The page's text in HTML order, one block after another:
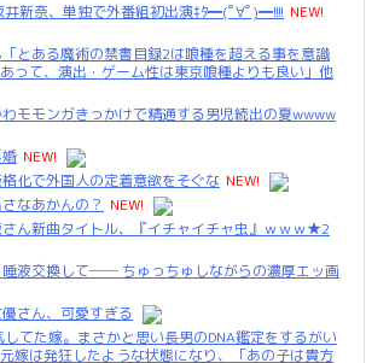
井新奈、単独で外番組初出演ｷﾀ━(ﾟ∀ﾟ)━!!!! NEW!
とある魔術の禁書目録2は喰種を超える事を意識
って、演出・ゲーム性は東京喰種よりも良い」他
わモモンガきっかけで精通する男児続出の夏wwww
NEW!
格化で外国人の定着意欲をそぐな NEW!
なあかんの？ NEW!
さん新曲タイトル、『イチャイチャ虫』ｗｗｗ★2
唾液交換して── ちゅっちゅしながらの濃厚エッ画
優さん、可愛すぎる
てた嫁。まさかと思い長男のDNA鑑定をするがい
嫁は発狂したような状態になり、「あの子は貴方